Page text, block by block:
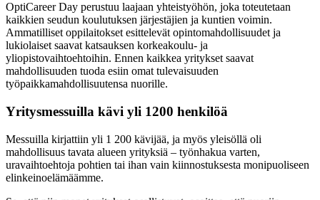
OptiCareer Day perustuu laajaan yhteistyöhön, joka toteutetaan
kaikkien seudun koulutuksen järjestäjien ja kuntien voimin.
Ammatilliset oppilaitokset esittelevät opintomahdollisuudet ja
lukiolaiset saavat katsauksen korkeakoulu- ja
yliopistovaihtoehtoihin. Ennen kaikkea yritykset saavat
mahdollisuuden tuoda esiin omat tulevaisuuden
työpaikkamahdollisuutensa nuorille.
Yritysmessuilla kävi yli 1200 henkilöä
Messuilla kirjattiin yli 1 200 kävijää, ja myös yleisöllä oli
mahdollisuus tavata alueen yrityksiä – työnhakua varten,
uravaihtoehtoja pohtien tai ihan vain kiinnostuksesta monipuoliseen
elinkeinoelämäämme.